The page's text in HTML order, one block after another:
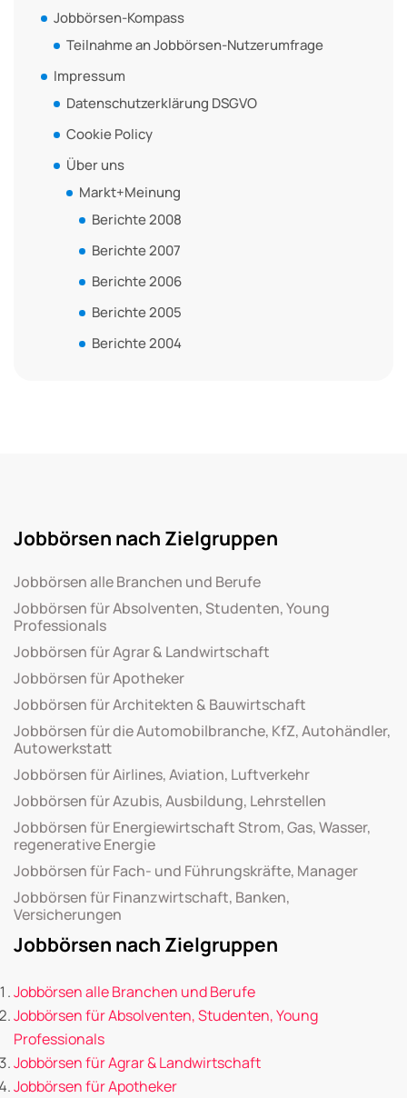
Jobbörsen-Kompass
Teilnahme an Jobbörsen-Nutzerumfrage
Impressum
Datenschutzerklärung DSGVO
Cookie Policy
Über uns
Markt+Meinung
Berichte 2008
Berichte 2007
Berichte 2006
Berichte 2005
Berichte 2004
Jobbörsen nach Zielgruppen
Jobbörsen alle Branchen und Berufe
Jobbörsen für Absolventen, Studenten, Young
Professionals
Jobbörsen für Agrar & Landwirtschaft
Jobbörsen für Apotheker
Jobbörsen für Architekten & Bauwirtschaft
Jobbörsen für die Automobilbranche, KfZ, Autohändler,
Autowerkstatt
Jobbörsen für Airlines, Aviation, Luftverkehr
Jobbörsen für Azubis, Ausbildung, Lehrstellen
Jobbörsen für Energiewirtschaft Strom, Gas, Wasser,
regenerative Energie
Jobbörsen für Fach- und Führungskräfte, Manager
Jobbörsen für Finanzwirtschaft, Banken,
Versicherungen
Jobbörsen nach Zielgruppen
Jobbörsen alle Branchen und Berufe
Jobbörsen für Absolventen, Studenten, Young
Professionals
Jobbörsen für Agrar & Landwirtschaft
Jobbörsen für Apotheker